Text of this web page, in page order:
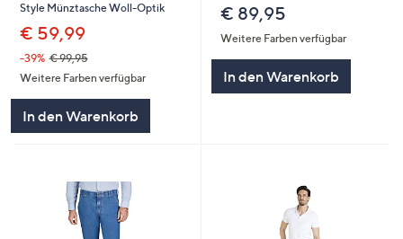
Style Münztasche Woll-Optik
€ 59,99
-39% € 99,95
Weitere Farben verfügbar
In den Warenkorb
€ 89,95
Weitere Farben verfügbar
In den Warenkorb